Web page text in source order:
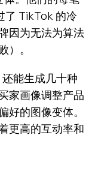
了 TikTok 的冷
因为无法为算法
）。
能生成几十种
家画像调整产品
好的图像变体。
更高的互动率和